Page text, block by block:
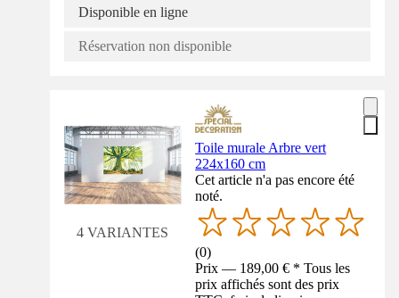
Disponible en ligne
Réservation non disponible
4 VARIANTES
Toile murale Arbre vert
224x160 cm
Cet article n'a pas encore été
noté.
(0)
Prix — 189,00 € * Tous les
prix affichés sont des prix